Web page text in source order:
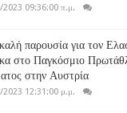
2023 09:36:00 π.μ.
παρουσία για τον
στο Παγκόσμιο
στην Αυστρία
2023 12:31:00 μ.μ.